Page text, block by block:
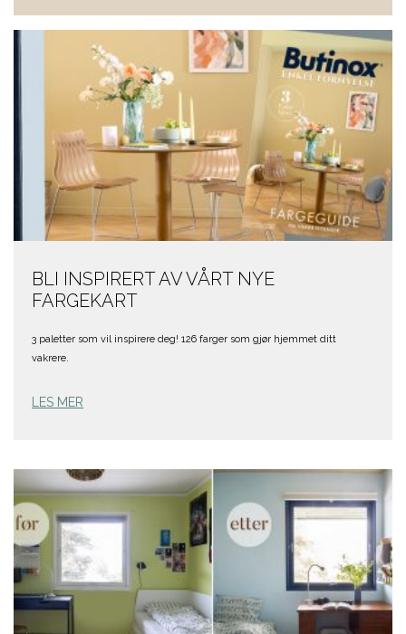
BLI INSPIRERT AV VÅRT NYE
FARGEKART
3 paletter som vil inspirere deg! 126 farger som gjør hjemmet ditt
vakrere.
LES MER